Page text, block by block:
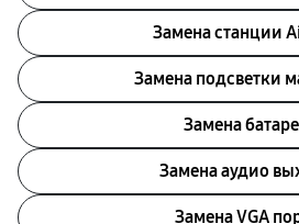
Замена станции
Замена подсветки
Замена
Замена аудио
Замена VGA